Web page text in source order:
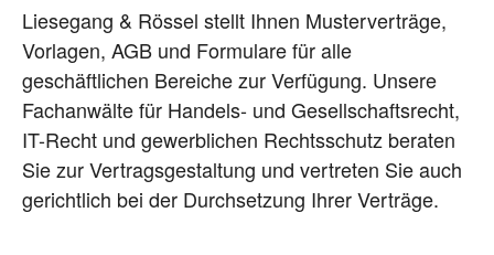
Liesegang & Rössel stellt Ihnen Musterverträge,
Vorlagen, AGB und Formulare für alle
geschäftlichen Bereiche zur Verfügung. Unsere
Fachanwälte für Handels- und Gesellschaftsrecht,
IT-Recht und gewerblichen Rechtsschutz beraten
Sie zur Vertragsgestaltung und vertreten Sie auch
gerichtlich bei der Durchsetzung Ihrer Verträge.